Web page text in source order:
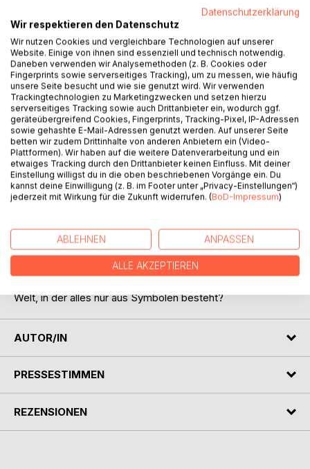
erträglicher zu machen. Sie sagen -Tod- , weil es einfacher
ist, drei Buchstaben auszusprechen, als zu versuchen, die
eigentliche Wahrheit dahinter zu ergründen.
Ideas Welt zerfällt durch die Folgen ihrer Krankheit mit
jedem Tag mehr.
Doch am Ende ihres Lebens angekommen stellt sie fest,
dass es einen Ort gab, an dem sie sich immer sicher
gefühlt hat:
In ihrer Fantasie.
Auf ihrer letzen Reise trifft sie einen wortgewandten jungen
Mann, der sich bei ihr als -Der Wortwanderer- vorstellt.
Geschichten, um irgendwo, inmitten aller Fragen, den Sinn
des Lebens zu finden.
Welt, in der alles nur aus Symbolen besteht?
AUTOR/IN
PRESSESTIMMEN
REZENSIONEN
Datenschutzerklärung
Wir respektieren den Datenschutz
Wir nutzen Cookies und vergleichbare Technologien auf unserer
Website. Einige von ihnen sind essenziell und technisch notwendig.
Daneben verwenden wir Analysemethoden (z. B. Cookies oder
Fingerprints sowie serverseitiges Tracking), um zu messen, wie häufig
unsere Seite besucht und wie sie genutzt wird. Wir verwenden
Trackingtechnologien zu Marketingzwecken und setzen hierzu
serverseitiges Tracking sowie auch Drittanbieter ein, wodurch ggf.
geräteübergreifend Cookies, Fingerprints, Tracking-Pixel, IP-Adressen
sowie gehashte E-Mail-Adressen genutzt werden. Auf unserer Seite
betten wir zudem Drittinhalte von anderen Anbietern ein (Video-
Plattformen). Wir haben auf die weitere Datenverarbeitung und ein
etwaiges Tracking durch den Drittanbieter keinen Einfluss. Mit deiner
Einstellung willigst du in die oben beschriebenen Vorgänge ein. Du
kannst deine Einwilligung (z. B. im Footer unter „Privacy-Einstellungen“)
jederzeit mit Wirkung für die Zukunft widerrufen. (BoD-Impressum)
ABLEHNEN ANPASSEN
ALLE AKZEPTIEREN